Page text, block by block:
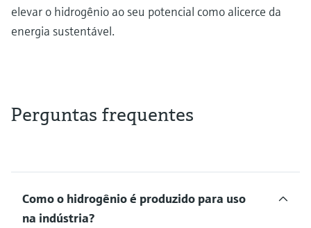
elevar o hidrogênio ao seu potencial como alicerce da
energia sustentável.
Perguntas frequentes
Como o hidrogênio é produzido para uso
na indústria?